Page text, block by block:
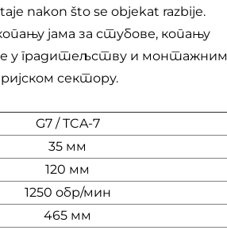
nakon što se objekat razbije.
јама за стубове, копању
у градитељству и монтажним
сектору.
G7 / TCA-7
35 мм
120 мм
1250 обр/мин
465 мм